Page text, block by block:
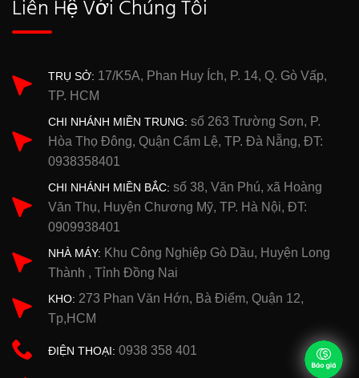
Liên Hệ Với Chúng Tôi
TRỤ SỞ: 17/K5A, Phan Huy Ích, P. 14, Q. Gò Vấp,
TP. HCM
CHI NHÁNH MIỀN TRUNG: số 263 Trường Sơn, P.
Hòa Thọ Đông, Quận Cẩm Lệ, TP. Đà Nẵng, ĐT:
0938358401
CHI NHÁNH MIỀN BẮC: số 38, Văn Phú, xã Hoàng
Văn Thụ, Huyện Chương Mỹ, TP. Hà Nội, ĐT:
0909938401
NHÀ MÁY: Khu Công Nghiệp Gò Dầu, Huyện Long
Thành , Tỉnh Đồng Nai
KHO: 273 Phan Văn Hớn, Bà Điểm, Quận 12,
Tp,HCM
ĐIỆN THOẠI: 0938 358 401